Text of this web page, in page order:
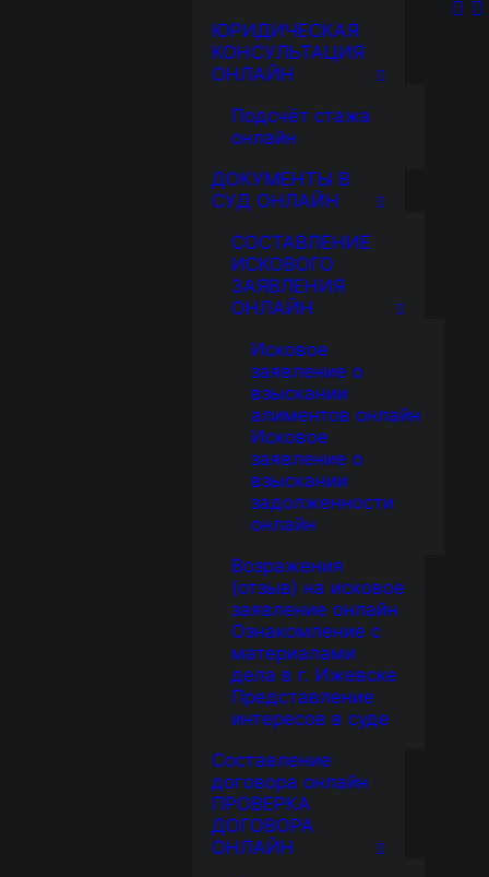
ЮРИДИЧЕСКАЯ
КОНСУЛЬТАЦИЯ
ОНЛАЙН
Подсчёт стажа
онлайн
ДОКУМЕНТЫ В
СУД ОНЛАЙН
СОСТАВЛЕНИЕ
ИСКОВОГО
ЗАЯВЛЕНИЯ
ОНЛАЙН
Исковое
заявление о
взыскании
алиментов онлайн
Исковое
заявление о
взыскании
задолженности
онлайн
Возражения
(отзыв) на исковое
заявление онлайн
Ознакомление с
материалами
дела в г. Ижевске
Представление
интересов в суде
Составление
договора онлайн
ПРОВЕРКА
ДОГОВОРА
ОНЛАЙН